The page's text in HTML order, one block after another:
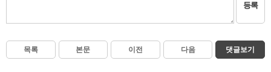
등록
목록 본문 이전 다음 댓글보기